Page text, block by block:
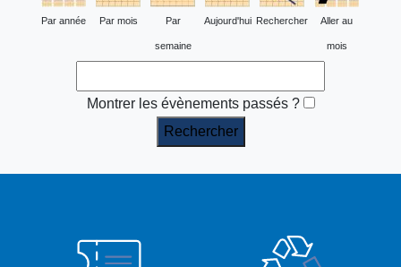
Par année Par mois Par
semaine
Aujourd'hui Rechercher Aller au
mois
Montrer les évènements passés ?